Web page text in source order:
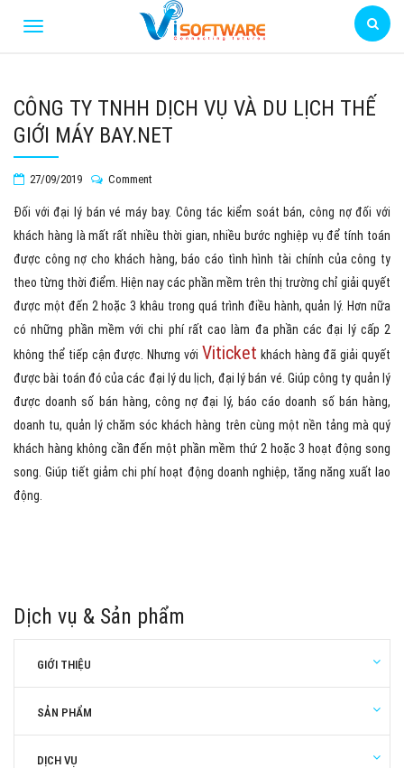
CÔNG TY TNHH DỊCH VỤ VÀ DU LỊCH THẾ
GIỚI MÁY BAY.NET
27/09/2019 Comment
Đối với đại lý bán vé máy bay. Công tác kiểm soát bán, công nợ đối với
khách hàng là mất rất nhiều thời gian, nhiều bước nghiệp vụ để tính toán
được công nợ cho khách hàng, báo cáo tình hình tài chính của công ty
theo từng thời điểm. Hiện nay các phần mềm trên thị trường chỉ giải quyết
được một đến 2 hoặc 3 khâu trong quá trình điều hành, quản lý. Hơn nữa
có những phần mềm với chi phí rất cao làm đa phần các đại lý cấp 2
không thể tiếp cận được. Nhưng với Viticket khách hàng đã giải quyết
được bài toán đó của các đại lý du lịch, đại lý bán vé. Giúp công ty quản lý
được doanh số bán hàng, công nợ đại lý, báo cáo doanh số bán hàng,
doanh tu, quản lý chăm sóc khách hàng trên cùng một nền tảng mà quý
khách hàng không cần đến một phần mềm thứ 2 hoặc 3 hoạt động song
song. Giúp tiết giảm chi phí hoạt động doanh nghiệp, tăng năng xuất lao
động.
Dịch vụ & Sản phẩm
GIỚI THIỆU
SẢN PHẨM
DỊCH VỤ